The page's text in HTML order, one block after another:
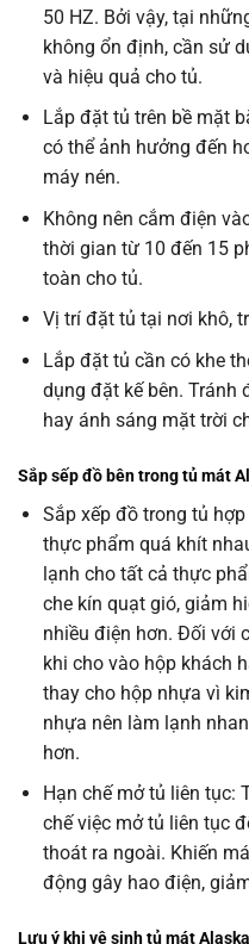
50 HZ. Bởi vậy, tại
không ổn định, cần sử
và hiệu quả cho tủ.
Lắp đặt tủ trên bề mặt
có thể ảnh hưởng đến
máy nén.
Không nên cắm điện
thời gian từ 10 đến 15
toàn cho tủ.
Vị trí đặt tủ tại nơi khô,
Lắp đặt tủ cần có khe
dụng đặt kế bên. Tránh
hay ánh sáng mặt trời
Sắp sếp đồ bên trong tủ mát
Sắp xếp đồ trong tủ
thực phẩm quá khít
lạnh cho tất cả thực
che kín quạt gió, giảm
nhiều điện hơn. Đối với
khi cho vào hộp khách
thay cho hộp nhựa vì
nhựa nên làm lạnh
hơn.
Hạn chế mở tủ liên tục:
chế việc mở tủ liên tục
thoát ra ngoài. Khiến
động gây hao điện,
Lưu ý khi vệ sinh tủ mát